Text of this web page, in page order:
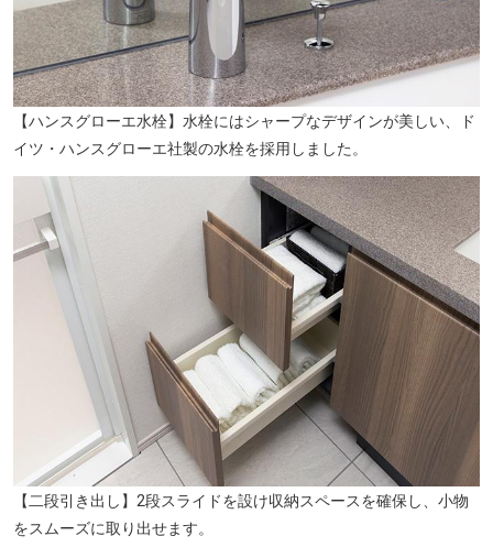
高井戸藤が丘公園（徒歩7分／約530m）
【ハンスグローエ水栓】水栓にはシャープなデザインが美しい、ド
イツ・ハンスグローエ社製の水栓を採用しました。
【二段引き出し】2段スライドを設け収納スペースを確保し、小物
をスムーズに取り出せます。